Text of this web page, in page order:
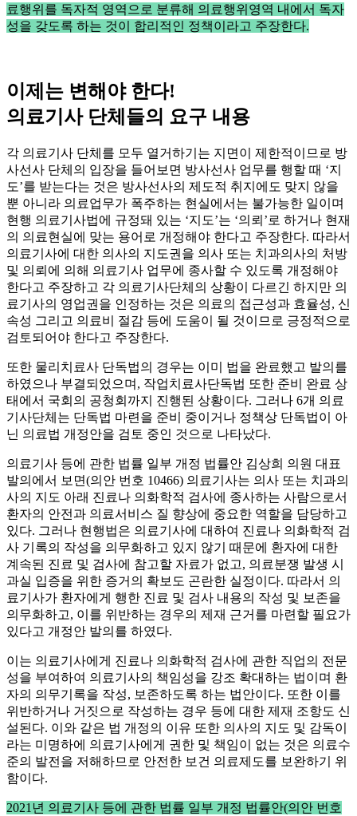
료행위를 독자적 영역으로 분류해 의료행위영역 내에서 독자
성을 갖도록 하는 것이 합리적인 정책이라고 주장한다.
이제는 변해야 한다!
의료기사 단체들의 요구 내용
각 의료기사 단체를 모두 열거하기는 지면이 제한적이므로 방
사선사 단체의 입장을 들어보면 방사선사 업무를 행할 때 ‘지
도’를 받는다는 것은 방사선사의 제도적 취지에도 맞지 않을
뿐 아니라 의료업무가 폭주하는 현실에서는 불가능한 일이며
현행 의료기사법에 규정돼 있는 ‘지도’는 ‘의뢰’로 하거나 현재
의 의료현실에 맞는 용어로 개정해야 한다고 주장한다. 따라서
의료기사에 대한 의사의 지도권을 의사 또는 치과의사의 처방
및 의뢰에 의해 의료기사 업무에 종사할 수 있도록 개정해야
한다고 주장하고 각 의료기사단체의 상황이 다르긴 하지만 의
료기사의 영업권을 인정하는 것은 의료의 접근성과 효율성, 신
속성 그리고 의료비 절감 등에 도움이 될 것이므로 긍정적으로
검토되어야 한다고 주장한다.
또한 물리치료사 단독법의 경우는 이미 법을 완료했고 발의를
하였으나 부결되었으며, 작업치료사단독법 또한 준비 완료 상
태에서 국회의 공청회까지 진행된 상황이다. 그러나 6개 의료
기사단체는 단독법 마련을 준비 중이거나 정책상 단독법이 아
닌 의료법 개정안을 검토 중인 것으로 나타났다.
의료기사 등에 관한 법률 일부 개정 법률안 김상희 의원 대표
발의에서 보면(의안 번호 10466) 의료기사는 의사 또는 치과의
사의 지도 아래 진료나 의화학적 검사에 종사하는 사람으로서
환자의 안전과 의료서비스 질 향상에 중요한 역할을 담당하고
있다. 그러나 현행법은 의료기사에 대하여 진료나 의화학적 검
사 기록의 작성을 의무화하고 있지 않기 때문에 환자에 대한
계속된 진료 및 검사에 참고할 자료가 없고, 의료분쟁 발생 시
과실 입증을 위한 증거의 확보도 곤란한 실정이다. 따라서 의
료기사가 환자에게 행한 진료 및 검사 내용의 작성 및 보존을
의무화하고, 이를 위반하는 경우의 제재 근거를 마련할 필요가
있다고 개정안 발의를 하였다.
이는 의료기사에게 진료나 의화학적 검사에 관한 직업의 전문
성을 부여하여 의료기사의 책임성을 강조 확대하는 법이며 환
자의 의무기록을 작성, 보존하도록 하는 법안이다. 또한 이를
위반하거나 거짓으로 작성하는 경우 등에 대한 제재 조항도 신
설된다. 이와 같은 법 개정의 이유 또한 의사의 지도 및 감독이
라는 미명하에 의료기사에게 권한 및 책임이 없는 것은 의료수
준의 발전을 저해하므로 안전한 보건 의료제도를 보완하기 위
함이다.
2021년 의료기사 등에 관한 법률 일부 개정 법률안(의안 번호